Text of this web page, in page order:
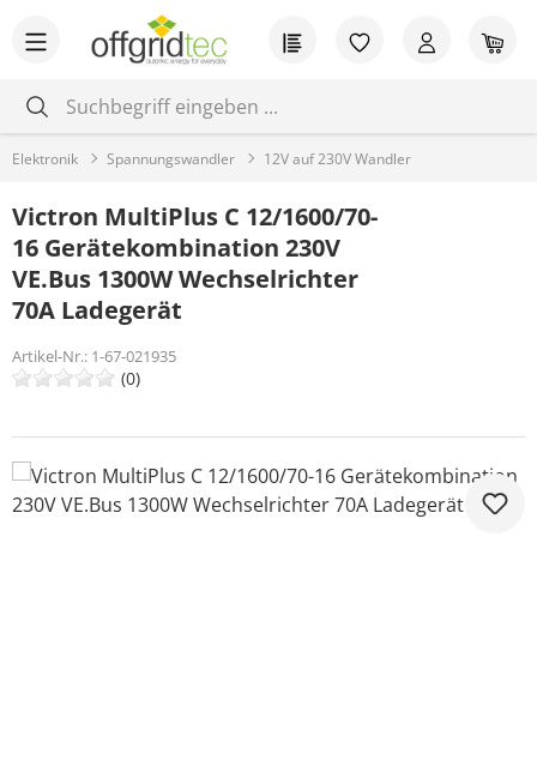
Zum Hauptinhalt springen Du hast 0
Elektronik Spannungswandler 12V auf 230V Wandler
Victron MultiPlus C 12/1600/70-
16 Gerätekombination 230V
VE.Bus 1300W Wechselrichter
70A Ladegerät
Artikel-Nr.: 1-67-021935
(0)
Bildergalerie überspringen